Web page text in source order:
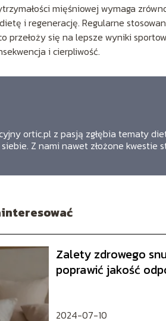
mięśniowej wymaga
i regenerację. Regularne
przełoży się na lepsze wyniki
i cierpliwość.
ortic.pl z pasją zgłębia tematy
Z nami nawet złożone kwestie
Zalety zdrowego
poprawić jakość
2024-07-10